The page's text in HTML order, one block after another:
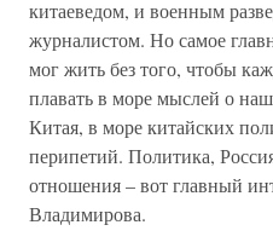
китаеведом, и военным
журналистом. Но самое
мог жить без того, чтобы
плавать в море мыслей о
Китая, в море китайских
перипетий. Политика,
отношения – вот главный
Владимирова.